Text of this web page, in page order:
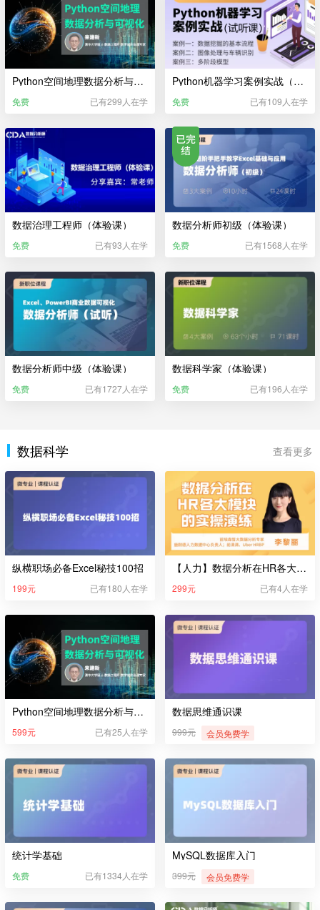
Python空间地理数据分析与可视化（体验课）
免费 已有299人在学
Python机器学习案例实战（体验课）
免费 已有109人在学
数据治理工程师（体验课）
免费 已有93人在学
数据分析师初级（体验课）
免费 已有1568人在学
数据分析师中级（体验课）
免费 已有1727人在学
数据科学家（体验课）
免费 已有196人在学
数据科学 查看更多
纵横职场必备Excel秘技100招
199元 已有180人在学
【人力】数据分析在HR各大模块的实操演练
299元 已有4人在学
Python空间地理数据分析与可视化
599元 已有25人在学
数据思维通识课
999元 会员免费学
统计学基础
免费 已有1334人在学
MySQL数据库入门
399元 会员免费学